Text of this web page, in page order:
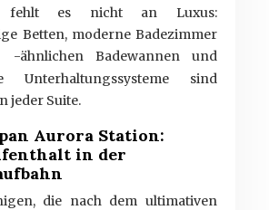
fehlt es nicht an Luxus:
Betten, moderne Badezimmer
-ähnlichen Badewannen und
Unterhaltungssysteme sind
jeder Suite.
Aurora Station:
in der
die nach dem ultimativen